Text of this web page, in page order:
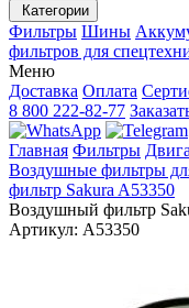
Категории
Фильтры Шины
фильтров для
Меню
Доставка Оплата
8 800 222-82-77
Главная Фильтры
Воздушные фильтры
фильтр Sakura A53350
Воздушный фильтр
Артикул: A53350